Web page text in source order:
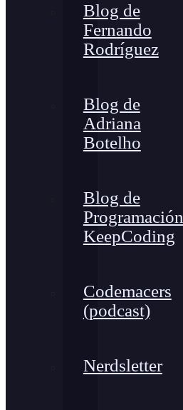
Blog de
Fernando
Rodríguez
Blog de
Adriana
Botelho
Blog de
Programación
KeepCoding
Codemacers
(podcast)
Nerdsletter